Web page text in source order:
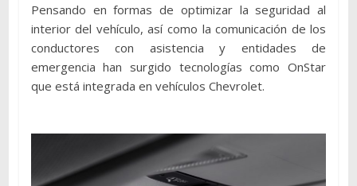
Pensando en formas de optimizar la seguridad al
interior del vehículo, así como la comunicación de los
conductores con asistencia y entidades de
emergencia han surgido tecnologías como OnStar
que está integrada en vehículos Chevrolet.